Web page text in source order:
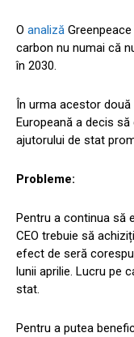
O analiză
carbon nu numai că
în 2030.
În urma acestor
Europeană a decis
ajutorului de stat
Probleme:
Pentru a continua să
CEO trebuie să
efect de seră
lunii aprilie. Lucru pe
stat.
Pentru a putea